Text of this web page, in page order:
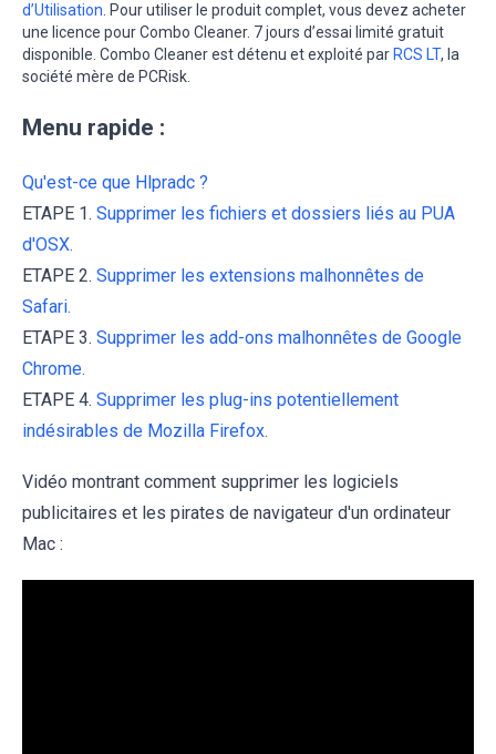
d’Utilisation . Pour utiliser le produit complet, vous devez acheter
une licence pour Combo Cleaner. 7 jours d’essai limité gratuit
disponible. Combo Cleaner est détenu et exploité par RCS LT, la
société mère de PCRisk.
Menu rapide :
Qu'est-ce que Hlpradc ?
ETAPE 1. Supprimer les fichiers et dossiers liés au PUA
d'OSX.
ETAPE 2. Supprimer les extensions malhonnêtes de
Safari.
ETAPE 3. Supprimer les add-ons malhonnêtes de Google
Chrome.
ETAPE 4. Supprimer les plug-ins potentiellement
indésirables de Mozilla Firefox.
Vidéo montrant comment supprimer les logiciels
publicitaires et les pirates de navigateur d'un ordinateur
Mac :